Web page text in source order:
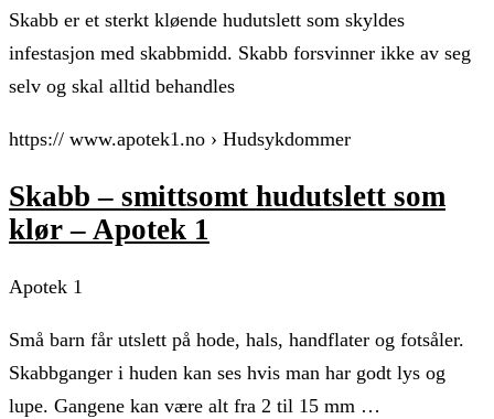
Skabb er et sterkt kløende hudutslett som skyldes
infestasjon med skabbmidd. Skabb forsvinner ikke av seg
selv og skal alltid behandles
https:// www.apotek1.no › Hudsykdommer
Skabb – smittsomt hudutslett som
klør – Apotek 1
Apotek 1
Små barn får utslett på hode, hals, handflater og fotsåler.
Skabbganger i huden kan ses hvis man har godt lys og
lupe. Gangene kan være alt fra 2 til 15 mm …